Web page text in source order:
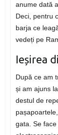
anume dată
Deci, pentru
barja ce
vedeți pe
Ieșirea
După ce am
și am ajuns
destul de
gata. Se